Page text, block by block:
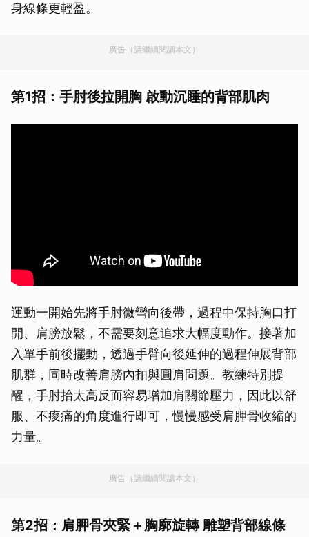
身線條更輕盈。
廣告（請繼續閱讀本文）
第1招：手肘後拉開胸 啟動沉睡的背部肌肉
運動一開始先將手肘微彎向後帶，過程中保持胸口打
開、肩膀放鬆，不需要刻意追求大幅度動作。接著加
入單手前後擺動，透過手臂向後延伸的過程伸展背部
肌群，同時改善肩膀內扣與圓肩問題。教練特別提
醒，手肘抬太高反而容易增加肩關節壓力，因此以舒
服、不痠痛的角度進行即可，慢慢感受肩胛骨收縮的
力量。
廣告（請繼續閱讀本文）
第2招：肩胛骨夾緊＋胸廓旋轉 雕塑背部線條